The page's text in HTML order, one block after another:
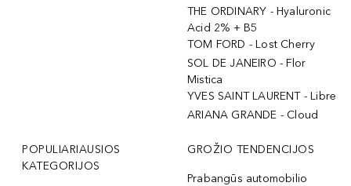
THE ORDINARY - Hyaluronic
Acid 2% + B5
TOM FORD - Lost Cherry
SOL DE JANEIRO - Flor
Mistica
YVES SAINT LAURENT - Libre
ARIANA GRANDE - Cloud
POPULIARIAUSIOS
KATEGORIJOS
GROŽIO TENDENCIJOS
Prabangūs automobilio